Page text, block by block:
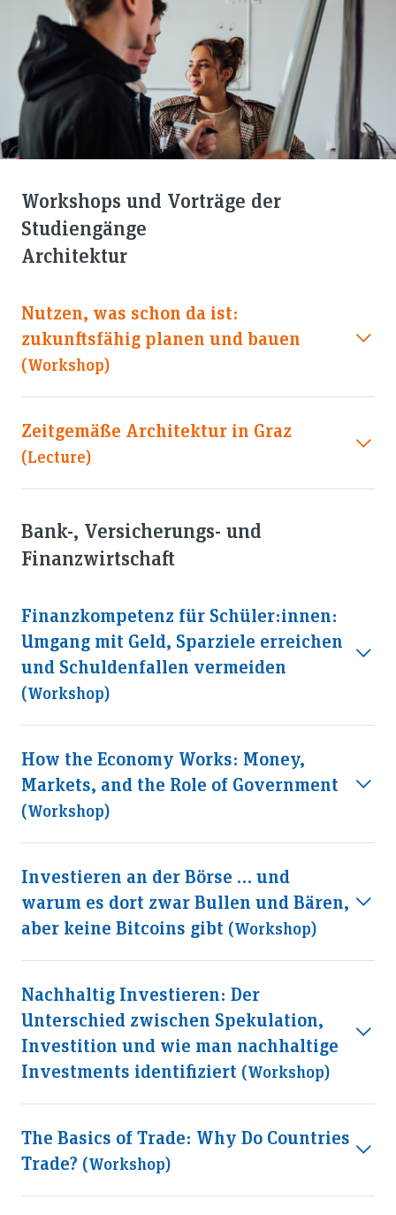
Workshops und Vorträge der
Studiengänge
Architektur
Nutzen, was schon da ist:
zukunftsfähig planen und bauen
(workshop)
Zeitgemäße Architektur in Graz
(lecture)
Bank-, Versicherungs- und
Finanzwirtschaft
Finanzkompetenz für Schüler:innen:
Umgang mit Geld, Sparziele erreichen
und Schuldenfallen vermeiden
(workshop)
How the Economy Works: Money,
Markets, and the Role of Government
(workshop)
Investieren an der Börse … und
warum es dort zwar Bullen und Bären,
aber keine Bitcoins gibt (workshop)
Nachhaltig Investieren: Der
Unterschied zwischen Spekulation,
Investition und wie man nachhaltige
Investments identifiziert (workshop)
The Basics of Trade: Why Do Countries
Trade? (workshop)